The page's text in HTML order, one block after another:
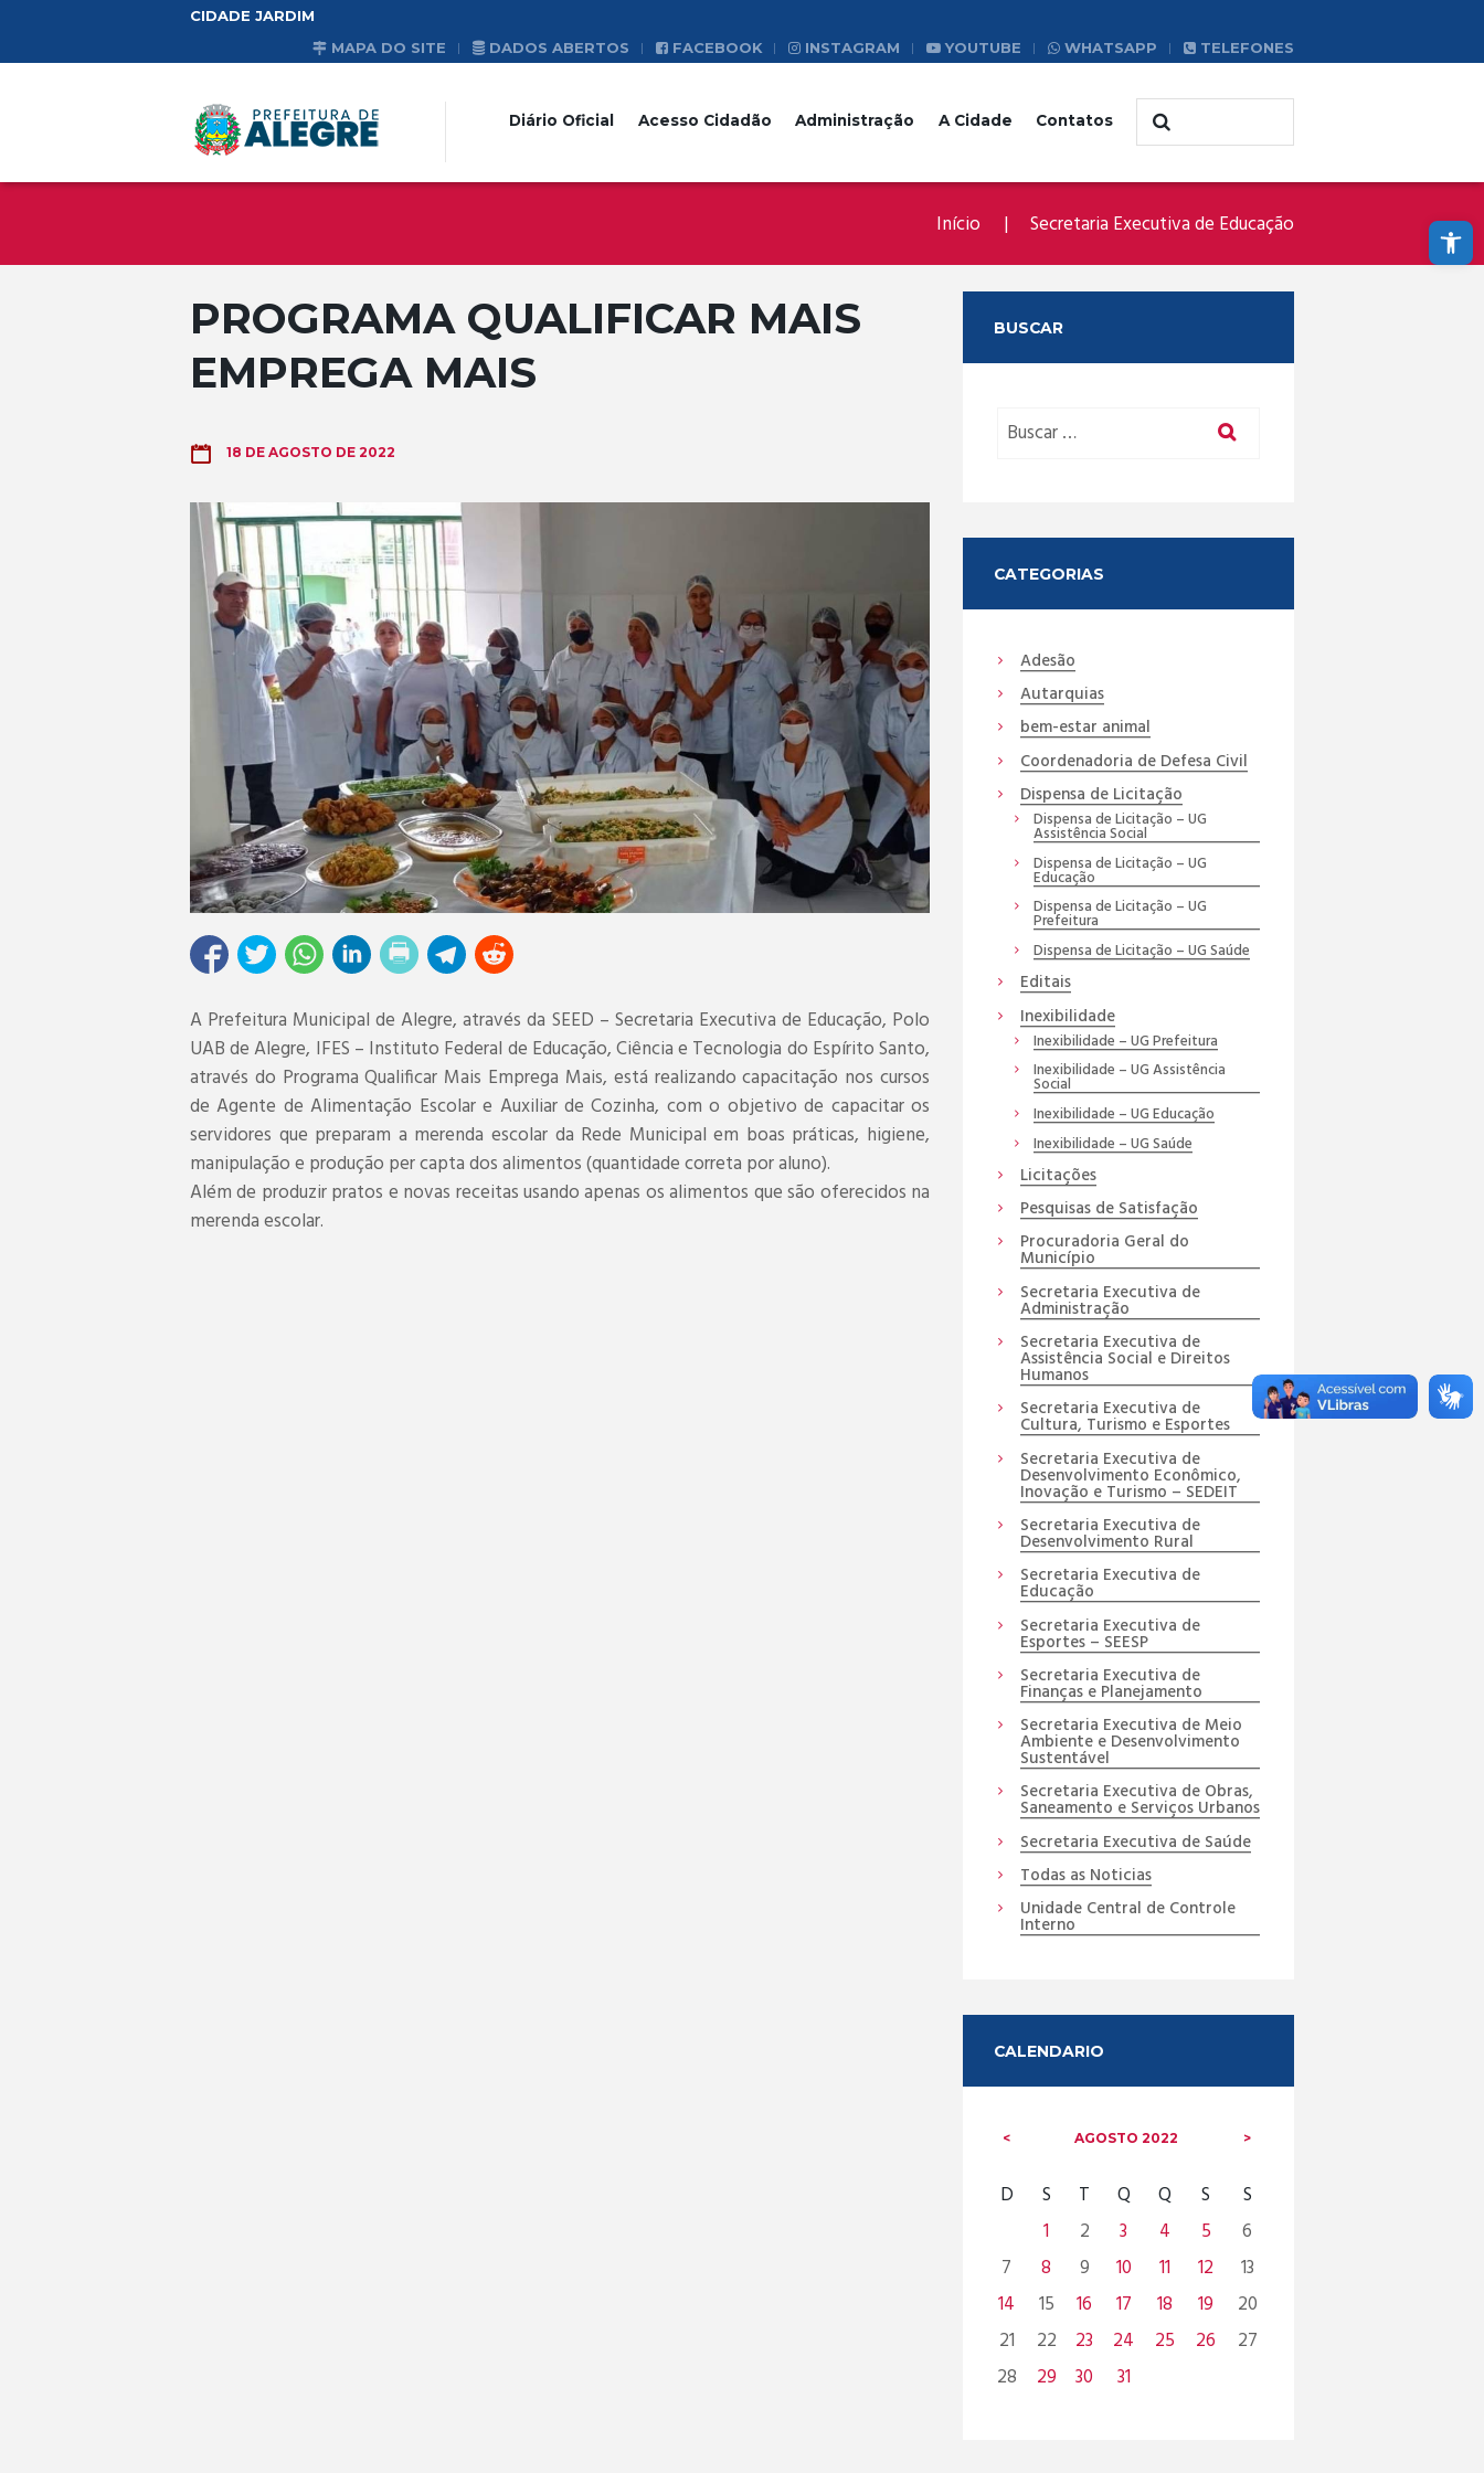
Abrir a barra de ferramentas
CIDADE JARDIM
MAPA DO SITE
DADOS ABERTOS FACEBOOK INSTAGRAM YOUTUBE WHATSAPP TELEFONES
Diário Oficial Acesso Cidadão Administração A Cidade Contatos
Início Secretaria Executiva de Educação
PROGRAMA QUALIFICAR MAIS
EMPREGA MAIS
18 DE AGOSTO DE 2022
A Prefeitura Municipal de Alegre, através da SEED – Secretaria Executiva de Educação, Polo
UAB de Alegre, IFES – Instituto Federal de Educação, Ciência e Tecnologia do Espírito Santo,
através do Programa Qualificar Mais Emprega Mais, está realizando capacitação nos cursos
de Agente de Alimentação Escolar e Auxiliar de Cozinha, com o objetivo de capacitar os
servidores que preparam a merenda escolar da Rede Municipal em boas práticas, higiene,
manipulação e produção per capta dos alimentos (quantidade correta por aluno).
Além de produzir pratos e novas receitas usando apenas os alimentos que são oferecidos na
merenda escolar.
BUSCAR
CATEGORIAS
Adesão
Autarquias
bem-estar animal
Coordenadoria de Defesa Civil
Dispensa de Licitação
Dispensa de Licitação – UG
Assistência Social
Dispensa de Licitação – UG
Educação
Dispensa de Licitação – UG
Prefeitura
Dispensa de Licitação – UG Saúde
Editais
Inexibilidade
Inexibilidade – UG Prefeitura
Inexibilidade – UG Assistência
Social
Inexibilidade – UG Educação
Inexibilidade – UG Saúde
Licitações
Pesquisas de Satisfação
Procuradoria Geral do
Município
Secretaria Executiva de
Administração
Secretaria Executiva de
Assistência Social e Direitos
Humanos
Secretaria Executiva de
Cultura, Turismo e Esportes
Secretaria Executiva de
Desenvolvimento Econômico,
Inovação e Turismo – SEDEIT
Secretaria Executiva de
Desenvolvimento Rural
Secretaria Executiva de
Educação
Secretaria Executiva de
Esportes – SEESP
Secretaria Executiva de
Finanças e Planejamento
Secretaria Executiva de Meio
Ambiente e Desenvolvimento
Sustentável
Secretaria Executiva de Obras,
Saneamento e Serviços Urbanos
Secretaria Executiva de Saúde
Todas as Noticias
Unidade Central de Controle
Interno
CALENDARIO
AGOSTO2022
D S T Q Q S
S
1
2 3 4 5
6
7
8 9 10 11 12
13
14
15 16 17 18 19
20
21
22 23 24 25 26
27
28
29 30 31